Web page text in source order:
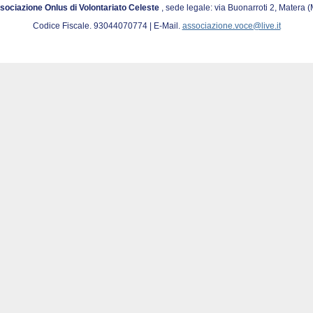
Onlus di Volontariato Celeste , sede legale: via Buonarroti 2, Matera
Codice Fiscale. 93044070774 | E-Mail. associazione.voce@live.it